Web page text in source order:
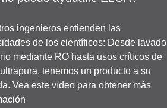
ingenieros entienden las
de los científicos: Desde lavado
mediante RO hasta usos críticos de
tenemos un producto a su
Vea este vídeo para obtener más